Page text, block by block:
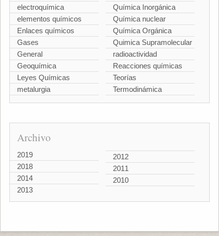
electroquímica
elementos químicos
Enlaces químicos
Gases
General
Geoquímica
Leyes Químicas
metalurgia
Química Inorgánica
Química nuclear
Química Orgánica
Quimica Supramolecular
radioactividad
Reacciones químicas
Teorías
Termodinámica
Archivo
2019
2018
2014
2013
2012
2011
2010